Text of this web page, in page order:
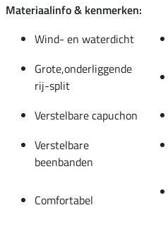
Materiaalinfo & kenmerken:
Wind- en waterdicht
Grote,onderliggende
rij-split
Verstelbare capuchon
Verstelbare
beenbanden
Comfortabel